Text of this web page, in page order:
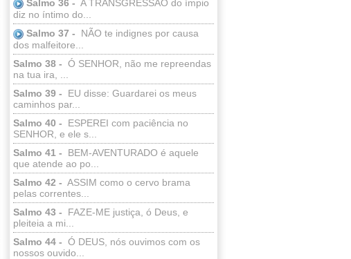
Salmo 36 - A TRANSGRESSÃO do ímpio
diz no íntimo do...
Salmo 37 -
NÃO te indignes por causa
dos malfeitore...
Salmo 38 - Ó SENHOR, não me repreendas
na tua ira, ...
Salmo 39 -
EU disse: Guardarei os meus
caminhos par...
Salmo 40 -
ESPEREI com paciência no
SENHOR, e ele s...
Salmo 41 -
BEM-AVENTURADO é aquele
que atende ao po...
Salmo 42 - ASSIM como o cervo brama
pelas correntes...
Salmo 43 -
FAZE-ME justiça, ó Deus, e
pleiteia a mi...
Salmo 44 - Ó DEUS, nós ouvimos com os
nossos ouvido...